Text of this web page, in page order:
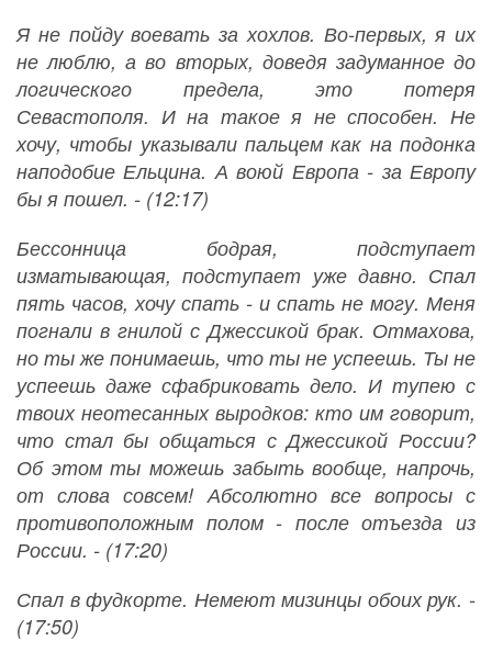
Я не пойду воевать за хохлов. Во-первых, я их
не люблю, а во вторых, доведя задуманное до
логического предела, это потеря
Севастополя. И на такое я не способен. Не
хочу, чтобы указывали пальцем как на подонка
наподобие Ельцина. А воюй Европа - за Европу
бы я пошел. - (12:17)
Бессонница бодрая, подступает
изматывающая, подступает уже давно. Спал
пять часов, хочу спать - и спать не могу. Меня
погнали в гнилой с Джессикой брак. Отмахова,
но ты же понимаешь, что ты не успеешь. Ты не
успеешь даже сфабриковать дело. И тупею с
твоих неотесанных выродков: кто им говорит,
что стал бы общаться с Джессикой России?
Об этом ты можешь забыть вообще, напрочь,
от слова совсем! Абсолютно все вопросы с
противоположным полом - после отъезда из
России. - (17:20)
Спал в фудкорте. Немеют мизинцы обоих рук. -
(17:50)